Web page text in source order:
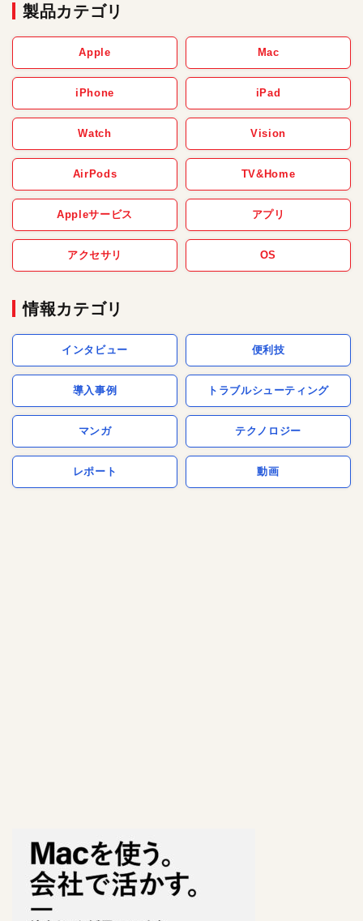
製品カテゴリ
Apple Mac
iPhone iPad
Watch Vision
AirPods TV&Home
Appleサービス アプリ
アクセサリ OS
情報カテゴリ
インタビュー 便利技
導入事例 トラブルシューティング
マンガ テクノロジー
レポート 動画